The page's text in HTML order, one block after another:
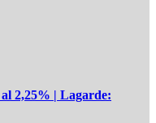
2,25% | Lagarde: